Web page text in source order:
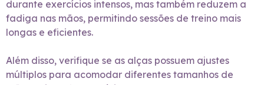
durante exercícios intensos, mas também reduzem a
fadiga nas mãos, permitindo sessões de treino mais
longas e eficientes.
Além disso, verifique se as alças possuem ajustes
múltiplos para acomodar diferentes tamanhos de